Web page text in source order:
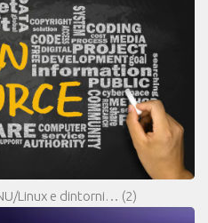
Linux e dintorni… (2)